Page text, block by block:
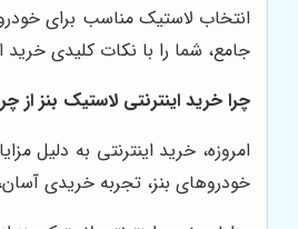
انتخاب لاستیک مناسب برای
جامع، شما را با نکات کلیدی خرید
چرا خرید اینترنتی لاستیک بنز
امروزه، خرید اینترنتی به دلیل
خودروهای بنز، تجربه خریدی